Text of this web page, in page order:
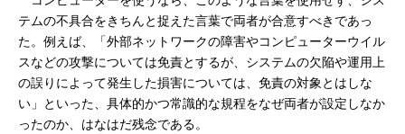
テムの不具合をきちんと捉えた言葉で両者が合意すべきであっ
た。例えば、「外部ネットワークの障害やコンピューターウイル
スなどの攻撃については免責とするが、システムの欠陥や運用上
の誤りによって発生した損害については、免責の対象とはしな
い」といった、具体的かつ常識的な規程をなぜ両者が設定しなか
ったのか、はなはだ残念である。